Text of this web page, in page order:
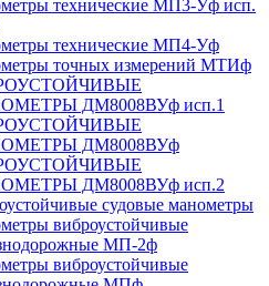
технические МП3-Уф исп.
технические МП4-Уф
точных измерений МТИф
ДМ8008ВУф исп.1
ДМ8008ВУф
ДМ8008ВУф исп.2
судовые манометры
виброустойчивые
МП-2ф
виброустойчивые